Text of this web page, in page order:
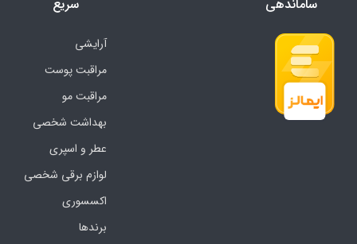
ساماندهی
سریع
آرایشی
مراقبت پوست
مراقبت مو
بهداشت شخصی
عطر و اسپری
لوازم برقی شخصی
اکسسوری
برندها